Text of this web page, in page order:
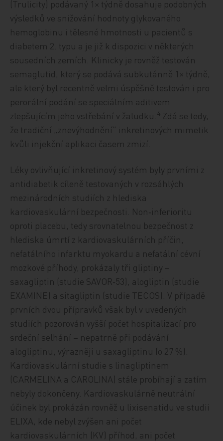
(Trulicity) podávaný 1× týdně dosahuje podobných
výsledků ve snižování hodnoty glykovaného
hemoglobinu i tělesné hmotnosti u pacientů s
diabetem 2. typu a je již k dispozici v některých
sousedních zemích. Klinicky je rovněž testován
semaglutid, který se podává subkutánně 1× týdně,
ale který byl recentně velmi úspěšně testován i pro
perorální podání se speciálním aditivem
zlepšujícím jeho vstřebání v žaludku. 4 Zdá se tedy,
že tradiční „znevýhodnění“ inkretinových mimetik
kvůli injekční aplikaci časem zmizí.
Léky ovlivňující inkretinový systém byly prvními z
antidiabetik cíleně testovaných v rozsáhlých
mezinárodních studiích z hlediska
kardiovaskulární bezpečnosti. Non‑inferioritu
oproti placebu, tedy srovnatelnou bezpečnost z
hlediska úmrtí z kardiovaskulárních příčin,
nefatálního infarktu myokardu a nefatální cévní
mozkové příhody, prokázaly tři gliptiny –
saxagliptin (studie SAVOR‑53), alogliptin (studie
EXAMINE) a sitagliptin (studie TECOS). V případě
prvních dvou přípravků však byl v uvedených
studiích pozorován vyšší počet hospitalizací pro
srdeční selhání – nepatrně při podávání
alogliptinu, výrazněji u saxagliptinu (o 27 %).
Kardiovaskulární studie s linagliptinem
(CARMELINA a CAROLINA) stále probíhají a zatím
nebyly dokončeny. Kardiovaskulárně neutrální
účinek byl prokázán rovněž u lixisenatidu ve studii
ELIXA, kde nebyl zvýšen ani počet
kardiovaskulárních (KV) příhod, ani počet